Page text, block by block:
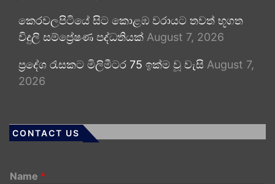
කෙරවලපිටියේ සිට කොළඹ වරායට තවත් භූගත
විදුලි සම්ප්‍රේෂණ පද්ධතියක් August 7, 2026
ප්‍රදේශ රැසකට මිලිමීටර 75 ඉක්ම වූ වැසි August 7,
2026
CONTACT US
Name *